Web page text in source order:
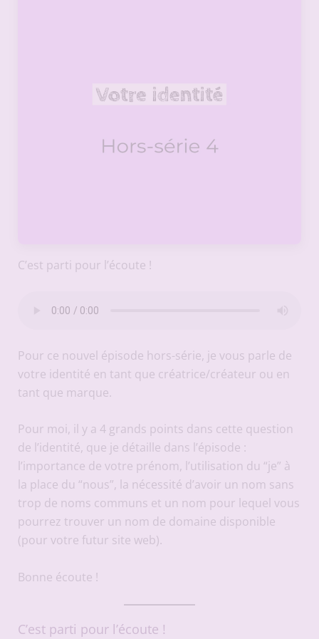
C’est parti pour l’écoute !
Pour ce nouvel épisode hors-série, je vous parle de
votre identité en tant que créatrice/créateur ou en
tant que marque.
Pour moi, il y a 4 grands points dans cette question
de l’identité, que je détaille dans l’épisode :
l’importance de votre prénom, l’utilisation du “je” à
la place du “nous”, la nécessité d’avoir un nom sans
trop de noms communs et un nom pour lequel vous
pourrez trouver un nom de domaine disponible
(pour votre futur site web).
Bonne écoute !
C’est parti pour l’écoute !